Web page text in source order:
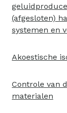
(afgesloten)
systemen en
Akoestische
Controle van
materialen